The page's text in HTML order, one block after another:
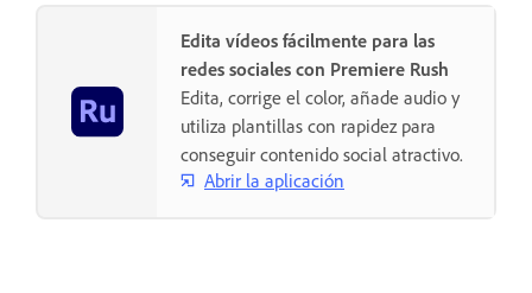
Edita vídeos fácilmente para las
redes sociales con Premiere Rush
Edita, corrige el color, añade audio y
utiliza plantillas con rapidez para
conseguir contenido social atractivo.
Abrir la aplicación